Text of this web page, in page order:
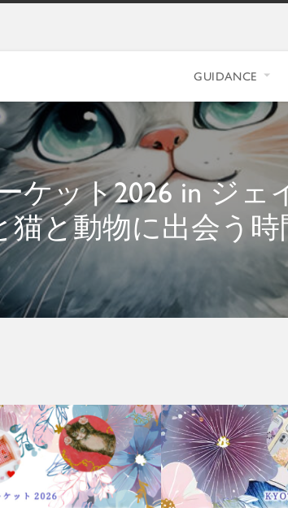
GUIDANCE
ケット2026 in ジェ
猫と動物に出会う時